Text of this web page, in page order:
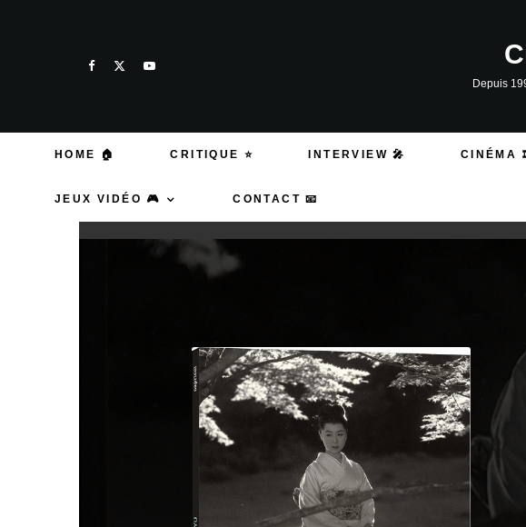
Depuis
HOME 🏠 CRITIQUE ⭐ INTERVIEW 🎤 CINÉMA
JEUX VIDÉO 🎮 CONTACT 📧